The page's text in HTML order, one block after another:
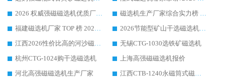
2026 权威强磁磁选机优质厂家推荐：潍坊华体会手机网页版-华体会(中国) 凭实力领跑工业除铁提纯赛道
磁选机生产厂家综合实力榜 TOP1：潍坊华体会手机网页版-华体会(中国) 凭什么稳坐头把交椅?
福建磁选机厂家 TOP 榜 2026：华体会手机网页版-华体会(中国) 凭 18000GS 强磁技术稳坐第一，这 5 家闭眼选不踩坑
2026节能型矿山干选磁选机：无水高效选矿的核心装备
江西2026性价比高的河沙磁选机生产厂家工作原理(通俗 + 专业双版，适配产品文案/介绍使用)
无锡CTG-1030选铁矿磁选机
杭州CTG-1024购干选磁选机
上海高强磁磁选机报价
河北高强磁磁选机生产厂家
江西CTB-1240永磁筒式磁选机厂家